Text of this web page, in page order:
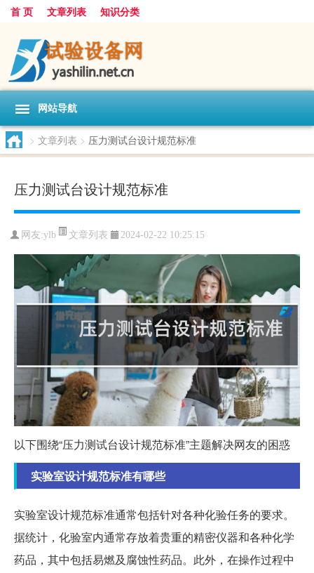
首 页 文章列表 知识分类
网站导航
> 文章列表 > 压力测试台设计规范标准
压力测试台设计规范标准
网友:ylb 文章列表 2024-02-22 10:25:15
以下围绕“压力测试台设计规范标准”主题解决网友的困惑
实验室设计规范标准有哪些
实验室设计规范标准通常包括针对各种化验任务的要求。
据统计，化验室内通常存放着贵重的精密仪器和各种化学
药品，其中包括易燃及腐蚀性药品。此外，在操作过程中